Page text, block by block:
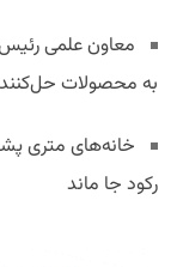
معاون علمی
به محصولات
خانه‌های متری
رکود جا ماند